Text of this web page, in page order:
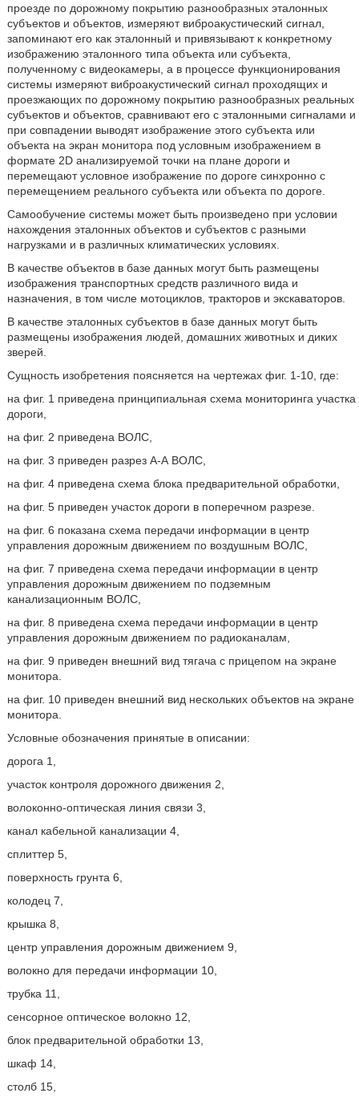
проезде по дорожному покрытию разнообразных эталонных
субъектов и объектов, измеряют виброакустический сигнал,
запоминают его как эталонный и привязывают к конкретному
изображению эталонного типа объекта или субъекта,
полученному с видеокамеры, а в процессе функционирования
системы измеряют виброакустический сигнал проходящих и
проезжающих по дорожному покрытию разнообразных реальных
субъектов и объектов, сравнивают его с эталонными сигналами и
при совпадении выводят изображение этого субъекта или
объекта на экран монитора под условным изображением в
формате 2D анализируемой точки на плане дороги и
перемещают условное изображение по дороге синхронно с
перемещением реального субъекта или объекта по дороге.
Самообучение системы может быть произведено при условии
нахождения эталонных объектов и субъектов с разными
нагрузками и в различных климатических условиях.
В качестве объектов в базе данных могут быть размещены
изображения транспортных средств различного вида и
назначения, в том числе мотоциклов, тракторов и экскаваторов.
В качестве эталонных субъектов в базе данных могут быть
размещены изображения людей, домашних животных и диких
зверей.
Сущность изобретения поясняется на чертежах фиг. 1-10, где:
на фиг. 1 приведена принципиальная схема мониторинга участка
дороги,
на фиг. 2 приведена ВОЛС,
на фиг. 3 приведен разрез А-А ВОЛС,
на фиг. 4 приведена схема блока предварительной обработки,
на фиг. 5 приведен участок дороги в поперечном разрезе.
на фиг. 6 показана схема передачи информации в центр
управления дорожным движением по воздушным ВОЛС,
на фиг. 7 приведена схема передачи информации в центр
управления дорожным движением по подземным
канализационным ВОЛС,
на фиг. 8 приведена схема передачи информации в центр
управления дорожным движением по радиоканалам,
на фиг. 9 приведен внешний вид тягача с прицепом на экране
монитора.
на фиг. 10 приведен внешний вид нескольких объектов на экране
монитора.
Условные обозначения принятые в описании:
дорога 1,
участок контроля дорожного движения 2,
волоконно-оптическая линия связи 3,
канал кабельной канализации 4,
сплиттер 5,
поверхность грунта 6,
колодец 7,
крышка 8,
центр управления дорожным движением 9,
волокно для передачи информации 10,
трубка 11,
сенсорное оптическое волокно 12,
блок предварительной обработки 13,
шкаф 14,
столб 15,